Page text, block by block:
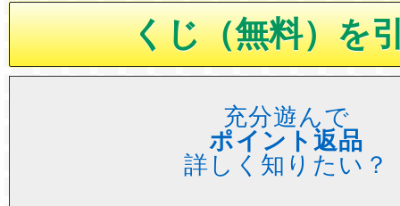
充分遊んで
ポイント返品
詳しく知りたい？